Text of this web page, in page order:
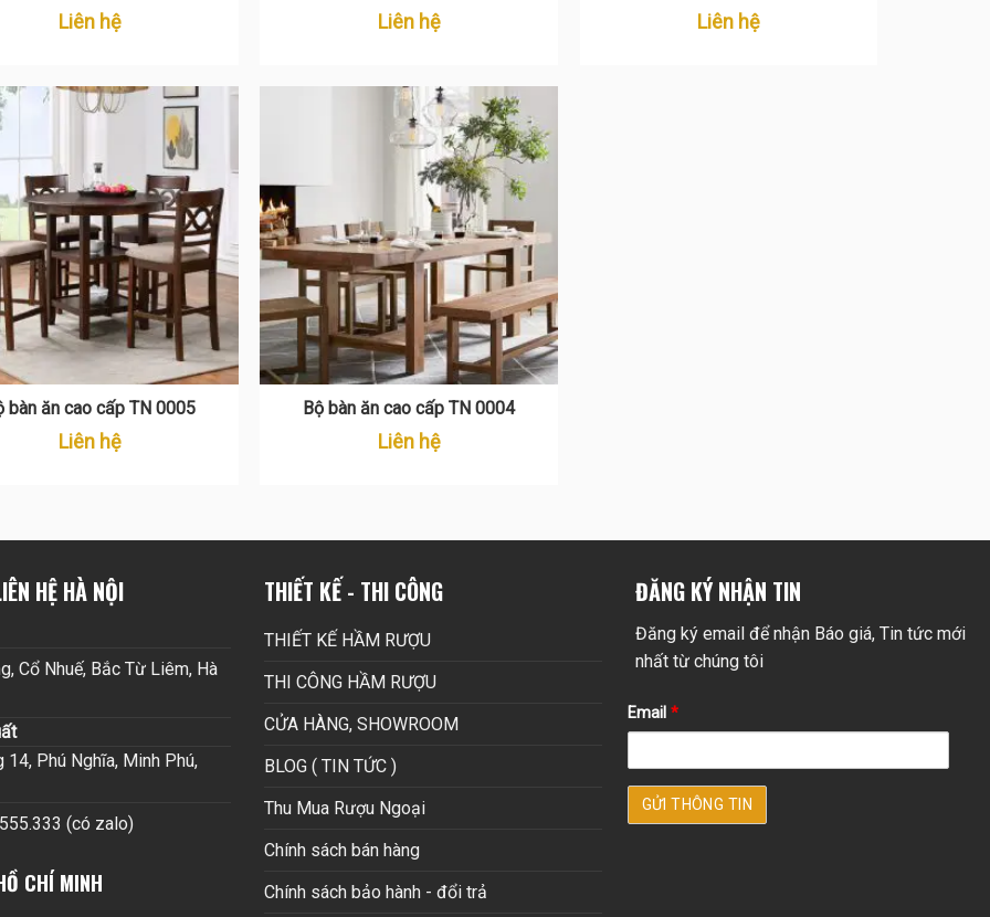
Liên hệ Liên hệ Liên hệ
bàn ăn cao cấp TN 0005
Liên hệ
Bộ bàn ăn cao cấp TN 0004
Liên hệ
HỆ HÀ NỘI
Cổ Nhuế, Bắc Từ Liêm, Hà
Phú Nghĩa, Minh Phú,
(có zalo)
CHÍ MINH
THIẾT KẾ - THI CÔNG
THIẾT KẾ HẦM RƯỢU
THI CÔNG HẦM RƯỢU
CỬA HÀNG, SHOWROOM
BLOG ( TIN TỨC )
Thu Mua Rượu Ngoại
Chính sách bán hàng
Chính sách bảo hành - đổi trả
ĐĂNG KÝ NHẬN TIN
Đăng ký email để nhận Báo giá, Tin tức mới
nhất từ chúng tôi
Email *